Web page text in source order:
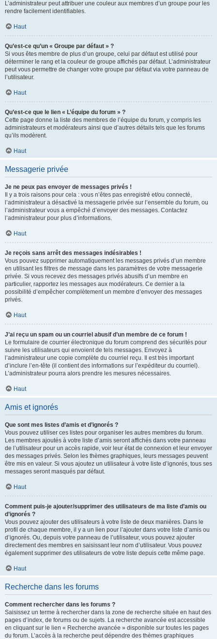
L’administrateur peut attribuer une couleur aux membres d’un groupe pour les
rendre facilement identifiables.
Haut
Qu’est-ce qu’un « Groupe par défaut » ?
Si vous êtes membre de plus d’un groupe, celui par défaut est utilisé pour
déterminer le rang et la couleur de groupe affichés par défaut. L’administrateur
peut vous permettre de changer votre groupe par défaut via votre panneau de
l’utilisateur.
Haut
Qu’est-ce que le lien « L’équipe du forum » ?
Cette page donne la liste des membres de l’équipe du forum, y compris les
administrateurs et modérateurs ainsi que d’autres détails tels que les forums
qu’ils modèrent.
Haut
Messagerie privée
Je ne peux pas envoyer de messages privés !
Il y a trois raisons pour cela : vous n’êtes pas enregistré et/ou connecté,
l’administrateur a désactivé la messagerie privée sur l’ensemble du forum, ou
l’administrateur vous a empêché d’envoyer des messages. Contactez
l’administrateur pour plus d’informations.
Haut
Je reçois sans arrêt des messages indésirables !
Vous pouvez supprimer automatiquement les messages privés d’un membre
en utilisant les filtres de message dans les paramètres de votre messagerie
privée. Si vous recevez des messages privés abusifs d’un membre en
particulier, rapportez les messages aux modérateurs. Ce dernier a la
possibilité d’empêcher complètement un membre d’envoyer des messages
privés.
Haut
J’ai reçu un spam ou un courriel abusif d’un membre de ce forum !
Le formulaire de courrier électronique du forum comprend des sécurités pour
suivre les utilisateurs qui envoient de tels messages. Envoyez à
l’administrateur une copie complète du courriel reçu. Il est très important
d’inclure l’en-tête (il contient des informations sur l’expéditeur du courriel).
L’administrateur pourra alors prendre les mesures nécessaires.
Haut
Amis et ignorés
Que sont mes listes d’amis et d’ignorés ?
Vous pouvez utiliser ces listes pour organiser les autres membres du forum.
Les membres ajoutés à votre liste d’amis seront affichés dans votre panneau
de l’utilisateur pour un accès rapide, voir leur état de connexion et leur envoyer
des messages privés. Selon les thèmes graphiques, leurs messages peuvent
être mis en valeur. Si vous ajoutez un utilisateur à votre liste d’ignorés, tous ses
messages seront masqués par défaut.
Haut
Comment puis-je ajouter/supprimer des utilisateurs de ma liste d’amis ou
d’ignorés ?
Vous pouvez ajouter des utilisateurs à votre liste de deux manières. Dans le
profil de chaque membre, il y a un lien pour l’ajouter dans votre liste d’amis ou
d’ignorés. Ou, depuis votre panneau de l’utilisateur, vous pouvez ajouter
directement des membres en saisissant leur nom d’utilisateur. Vous pouvez
également supprimer des utilisateurs de votre liste depuis cette même page.
Haut
Recherche dans les forums
Comment rechercher dans les forums ?
Saisissez un terme à rechercher dans la zone de recherche située en haut des
pages d’index, de forums ou de sujets. La recherche avancée est accessible
en cliquant sur le lien « Recherche avancée » disponible sur toutes les pages
du forum. L’accès à la recherche peut dépendre des thèmes graphiques